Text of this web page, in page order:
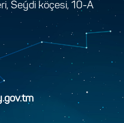
Seýdi köçesi, 10-A